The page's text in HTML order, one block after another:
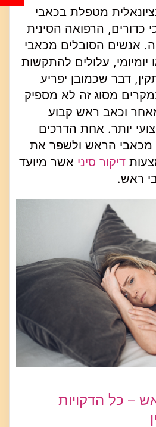
מטפלת בכאבי
הרפואה הסינית
אנשים הסובלים מכאבי
עלולים להתקשות
דבר שכמובן יפריע
מסוג זה לא מספיק
וכאב ראש קבוע
יותר. אחת הדרכים
מכאבי הראש ולשפר את
דיקור סיני אשר מיועד
ראש.
– כל הדקויות